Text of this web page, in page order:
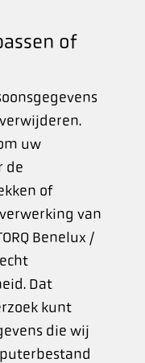
of
uw
de
of
van
Benelux /
Dat
kunt
die wij